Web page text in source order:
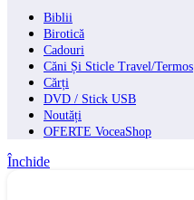
Biblii
Birotică
Cadouri
Căni Și Sticle Travel/Termos
Cărți
DVD / Stick USB
Noutăți
OFERTE VoceaShop
Închide